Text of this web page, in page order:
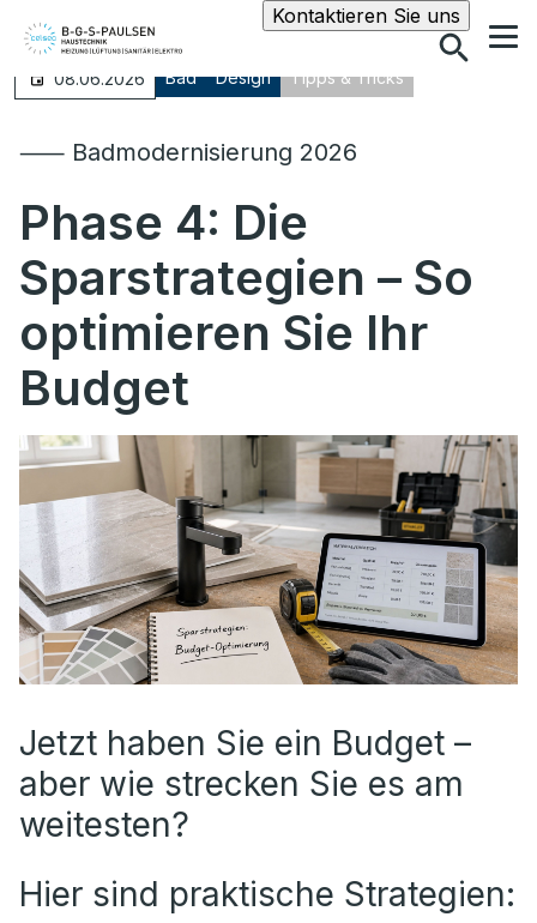
Kontaktieren Sie unsSuche
08.06.2026 Bad Design Tipps & Tricks
⸺ Badmodernisierung 2026
Phase 4: Die
Sparstrategien – So
optimieren Sie Ihr
Budget
Jetzt haben Sie ein Budget –
aber wie strecken Sie es am
weitesten?
Hier sind praktische Strategien: